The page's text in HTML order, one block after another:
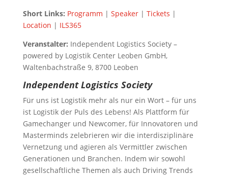
Short Links: Programm | Speaker| Tickets |
Location | ILS365
Veranstalter: Independent Logistics Society –
powered by Logistik Center Leoben GmbH,
Waltenbachstraße 9, 8700 Leoben
Independent Logistics Society
Für uns ist Logistik mehr als nur ein Wort – für uns
ist Logistik der Puls des Lebens! Als Plattform für
Gamechanger und Newcomer, für Innovatoren und
Masterminds zelebrieren wir die interdisziplinäre
Vernetzung und agieren als Vermittler zwischen
Generationen und Branchen. Indem wir sowohl
gesellschaftliche Themen als auch Driving Trends